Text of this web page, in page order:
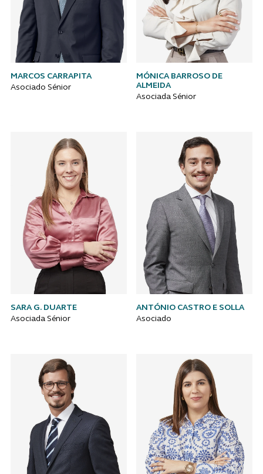
MARCOS CARRAPITA
Asociado Sénior
MÓNICA BARROSO DE
ALMEIDA
Asociada Sénior
SARA G. DUARTE
Asociada Sénior
ANTÓNIO CASTRO E SOLLA
Asociado